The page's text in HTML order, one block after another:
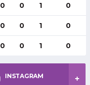
0 0 1 0
0 0 1 0
0 0 1 0
INSTAGRAM